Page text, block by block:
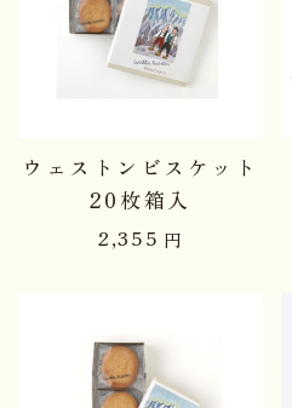
ウェストンビスケット
20枚箱入
2,355 円